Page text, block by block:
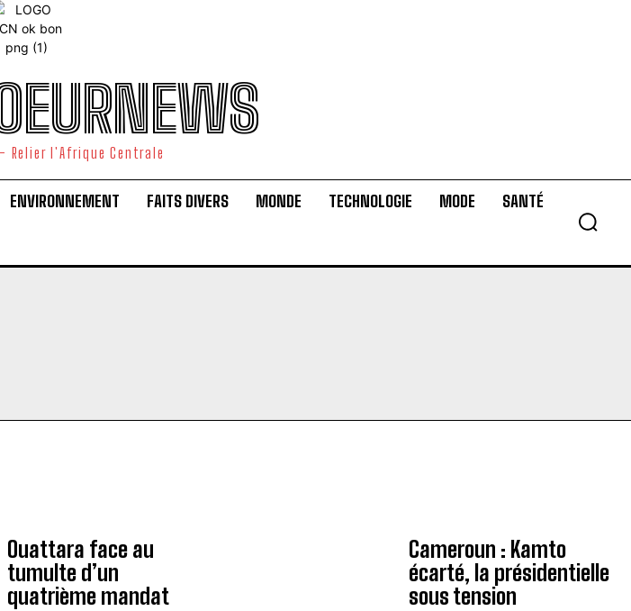
Relier l'Afrique Centrale
ENVIRONNEMENT FAITS DIVERS MONDE TECHNOLOGIE MODE SANTÉ
Ouattara face au
tumulte d’un
quatrième mandat
Cameroun : Kamto
écarté, la présidentielle
sous tension